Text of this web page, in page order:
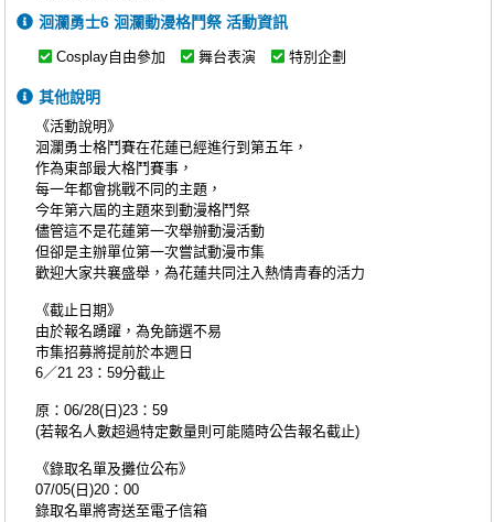
洄瀾勇士6 洄瀾動漫格鬥祭 活動資訊
Cosplay自由參加 舞台表演 特別企劃
其他說明
《活動說明》
洄瀾勇士格鬥賽在花蓮已經進行到第五年，
作為東部最大格鬥賽事，
每一年都會挑戰不同的主題，
今年第六屆的主題來到動漫格鬥祭
儘管這不是花蓮第一次舉辦動漫活動
但卻是主辦單位第一次嘗試動漫市集
歡迎大家共襄盛舉，為花蓮共同注入熱情青春的活力
《截止日期》
由於報名踴躍，為免篩選不易
市集招募將提前於本週日
6／21 23：59分截止
原：06/28(日)23：59
(若報名人數超過特定數量則可能隨時公告報名截止)
《錄取名單及攤位公布》
07/05(日)20：00
錄取名單將寄送至電子信箱